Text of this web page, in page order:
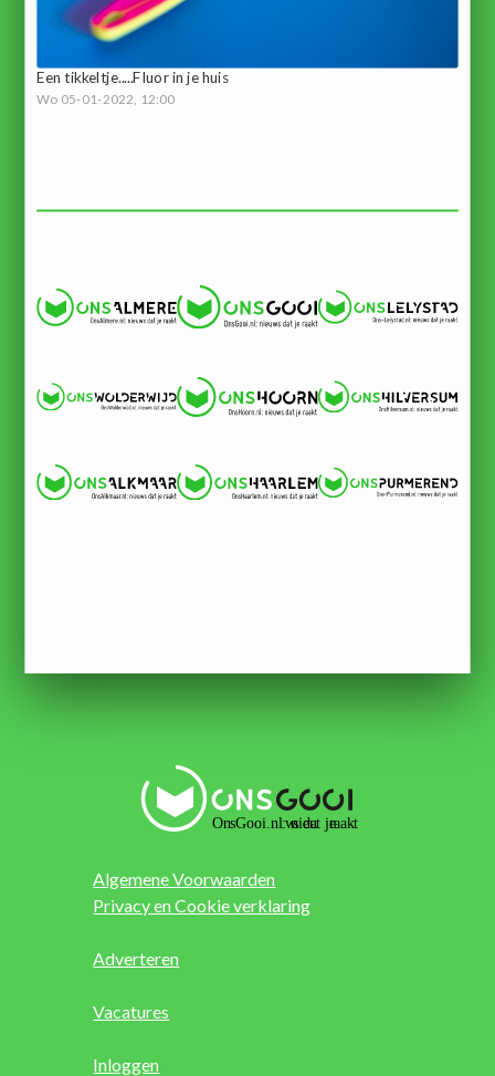
Een tikkeltje.....Fluor in je huis
Wo 05-01-2022, 12:00
Algemene Voorwaarden
Privacy en Cookie verklaring
Adverteren
Vacatures
Inloggen